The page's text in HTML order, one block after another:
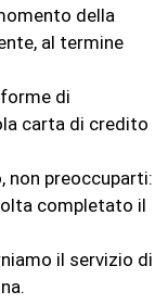
della
al termine
di
carta di credito
non preoccuparti:
completato il
il servizio di